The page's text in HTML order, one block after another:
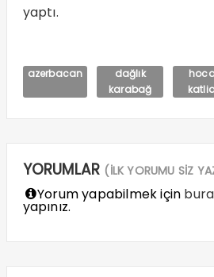
yaptı.
azerbacan
dağlık
karabağ
YORUMLAR (İLK YORUMU SİZ
Yorum yapabilmek için
yapınız.